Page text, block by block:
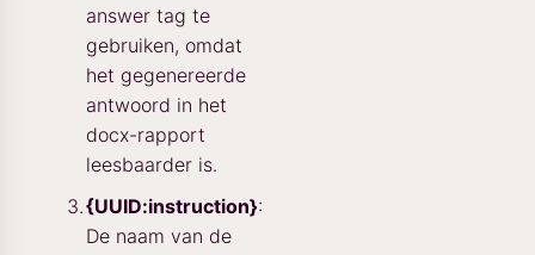
answer tag te
gebruiken, omdat
het gegenereerde
antwoord in het
docx-rapport
leesbaarder is.
{UUID:instruction}:
De naam van de